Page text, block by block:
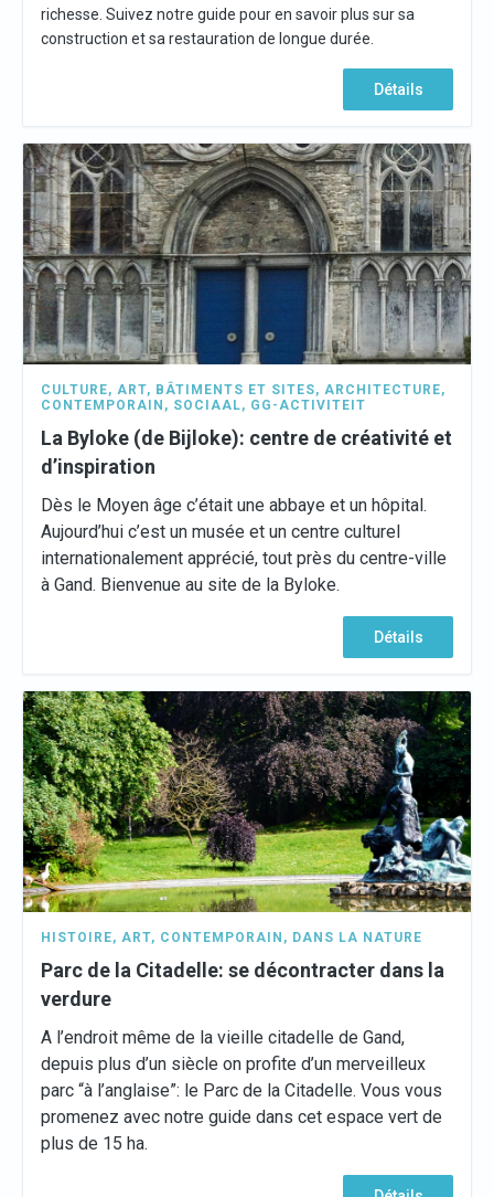
richesse. Suivez notre guide pour en savoir plus sur sa
construction et sa restauration de longue durée.
Détails
CULTURE, ART, BÂTIMENTS ET SITES, ARCHITECTURE,
CONTEMPORAIN , SOCIAAL, GG-ACTIVITEIT
La Byloke (de Bijloke): centre de créativité et
d’inspiration
Dès le Moyen âge c’était une abbaye et un hôpital.
Aujourd’hui c’est un musée et un centre culturel
internationalement apprécié, tout près du centre-ville
à Gand. Bienvenue au site de la Byloke.
Détails
HISTOIRE, ART, CONTEMPORAIN , DANS LA NATURE
Parc de la Citadelle: se décontracter dans la
verdure
A l’endroit même de la vieille citadelle de Gand,
depuis plus d’un siècle on profite d’un merveilleux
parc “à l’anglaise”: le Parc de la Citadelle. Vous vous
promenez avec notre guide dans cet espace vert de
plus de 15 ha.